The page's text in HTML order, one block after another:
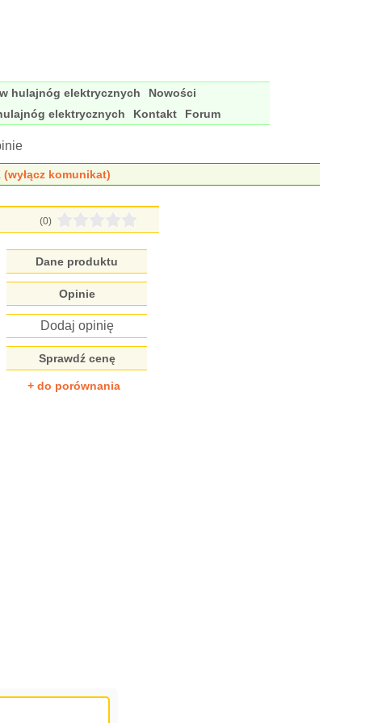
hulajnóg elektrycznych
Nowości
elektrycznych Kontakt Forum
(wyłącz komunikat)
(0)
Dane produktu
Opinie
Dodaj opinię
Sprawdź cenę
+ do porównania